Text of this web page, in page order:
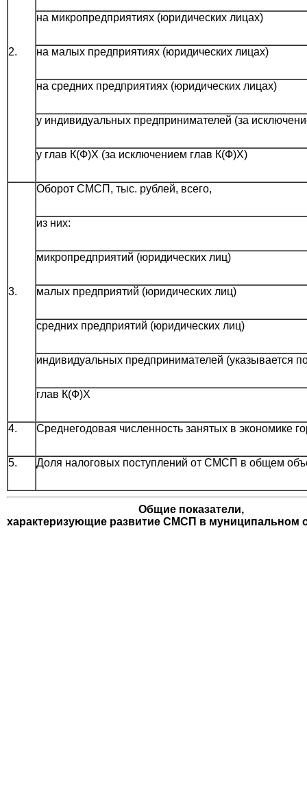
2.
на микропредприятиях (юридических лицах)
на малых предприятиях (юридических лицах)
на средних предприятиях (юридических лицах)
у индивидуальных предпринимателей (за
у глав К(Ф)Х (за исключением глав К(Ф)Х)
3.
Оборот СМСП, тыс. рублей, всего,
из них:
микропредприятий (юридических лиц)
малых предприятий (юридических лиц)
средних предприятий (юридических лиц)
индивидуальных предпринимателей (указывается
глав К(Ф)Х
4. Среднегодовая численность занятых в экономике
5. Доля налоговых поступлений от СМСП в общем
Общие показатели,
характеризующие развитие СМСП в муниципальном